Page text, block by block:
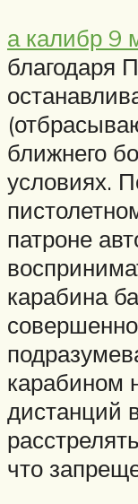
а калибр 9
благодаря
ближнего
условиях.
патроне
карабина
карабином
дистанций
что